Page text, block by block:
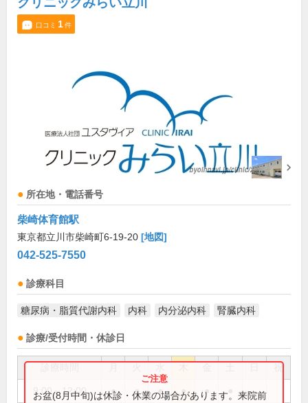
口コミ 1件
所在地・電話番号
柴崎体育館駅
東京都立川市柴崎町6-19-20 [地図]
042-525-7550
診療科目
糖尿病・脂質代謝内科 内科 内分泌内科 腎臓内科
診療/受付時間・休診日
祝
9:00～12:00 ● ● ● ● ●
お盆(8月中旬)は休診・休業の場合があります。来院前